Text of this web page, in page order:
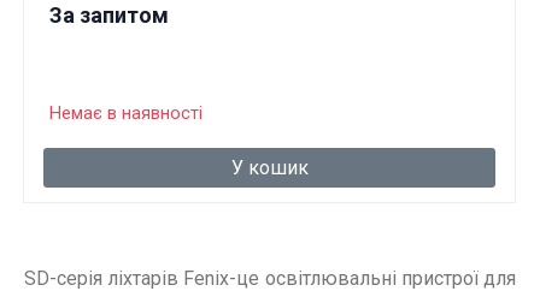
За запитом
Немає в наявності
У кошик
SD-серія ліхтарів Fenix-це освітлювальні пристрої для